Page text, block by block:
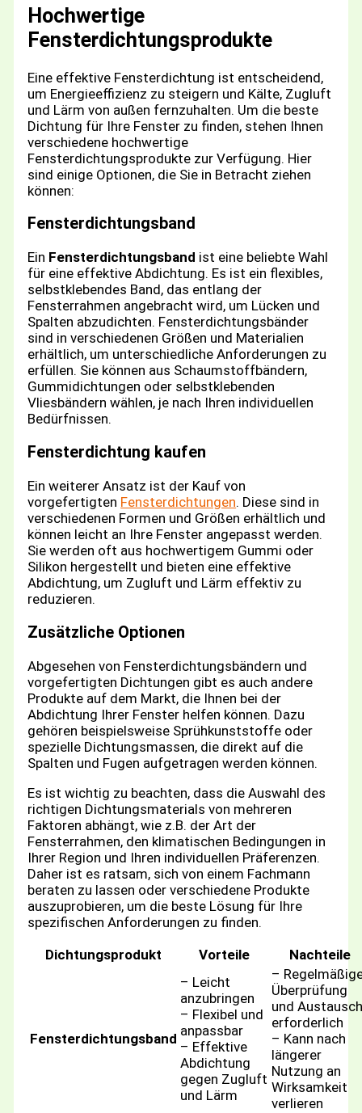
Hochwertige
Fensterdichtungsprodukte
Eine effektive Fensterdichtung ist entscheidend,
um Energieeffizienz zu steigern und Kälte, Zugluft
und Lärm von außen fernzuhalten. Um die beste
Dichtung für Ihre Fenster zu finden, stehen Ihnen
verschiedene hochwertige
Fensterdichtungsprodukte zur Verfügung. Hier
sind einige Optionen, die Sie in Betracht ziehen
können:
Fensterdichtungsband
Ein Fensterdichtungsband ist eine beliebte Wahl
für eine effektive Abdichtung. Es ist ein flexibles,
selbstklebendes Band, das entlang der
Fensterrahmen angebracht wird, um Lücken und
Spalten abzudichten. Fensterdichtungsbänder
sind in verschiedenen Größen und Materialien
erhältlich, um unterschiedliche Anforderungen zu
erfüllen. Sie können aus Schaumstoffbändern,
Gummidichtungen oder selbstklebenden
Vliesbändern wählen, je nach Ihren individuellen
Bedürfnissen.
Fensterdichtung kaufen
Ein weiterer Ansatz ist der Kauf von
vorgefertigten Fensterdichtungen. Diese sind in
verschiedenen Formen und Größen erhältlich und
können leicht an Ihre Fenster angepasst werden.
Sie werden oft aus hochwertigem Gummi oder
Silikon hergestellt und bieten eine effektive
Abdichtung, um Zugluft und Lärm effektiv zu
reduzieren.
Zusätzliche Optionen
Abgesehen von Fensterdichtungsbändern und
vorgefertigten Dichtungen gibt es auch andere
Produkte auf dem Markt, die Ihnen bei der
Abdichtung Ihrer Fenster helfen können. Dazu
gehören beispielsweise Sprühkunststoffe oder
spezielle Dichtungsmassen, die direkt auf die
Spalten und Fugen aufgetragen werden können.
Es ist wichtig zu beachten, dass die Auswahl des
richtigen Dichtungsmaterials von mehreren
Faktoren abhängt, wie z.B. der Art der
Fensterrahmen, den klimatischen Bedingungen in
Ihrer Region und Ihren individuellen Präferenzen.
Daher ist es ratsam, sich von einem Fachmann
beraten zu lassen oder verschiedene Produkte
auszuprobieren, um die beste Lösung für Ihre
spezifischen Anforderungen zu finden.
Dichtungsprodukt
Vorteile Nachteile
Fensterdichtungsband
– Leicht
anzubringen
– Flexibel und
anpassbar
– Effektive
Abdichtung
gegen Zugluft
und Lärm
–
Überprüfung
und
erforderlich
– Kann nach
längerer
Nutzung an
Wirksamkeit
verlieren